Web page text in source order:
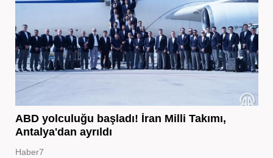
ABD yolculuğu başladı! İran Milli Takımı,
Antalya'dan ayrıldı
Haber7